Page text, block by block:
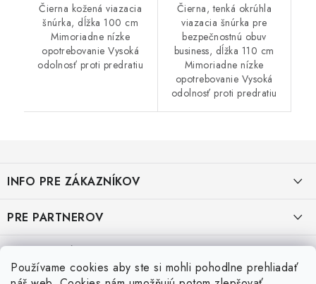
Používame cookies aby ste si mohli pohodlne prehliadať
Čierna kožená viazacia
šnúrka, dĺžka 100 cm
Mimoriadne nízke
opotrebovanie Vysoká
odolnosť proti predratiu
Čierna, tenká okrúhla
viazacia šnúrka pre
bezpečnostnú obuv
business, dĺžka 110 cm
Mimoriadne nízke
opotrebovanie Vysoká
odolnosť proti predratiu
p
ä
i
INFO PRE ZÁKAZNÍKOV
OBCHODNÉ PODMIENKY
OCHRANA OSOBNÝCH ÚDAJOV
PRE PARTNEROV
KATALÓG OBUVI A OPP ČERVA
KATALÓG OBUVI A OPP CXS
Veľkostná tabuľka obuvi SKECHER